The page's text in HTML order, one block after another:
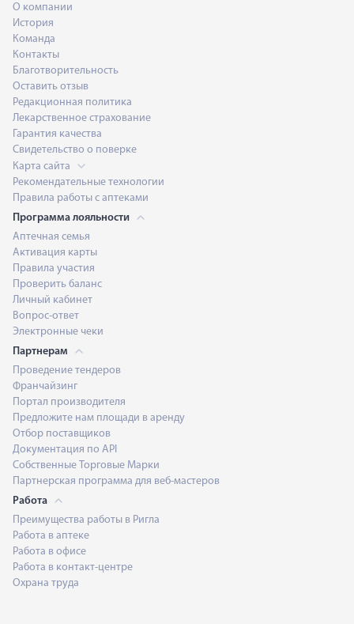
О компании
История
Команда
Контакты
Благотворительность
Оставить отзыв
Редакционная политика
Лекарственное страхование
Гарантия качества
Свидетельство о поверке
Карта сайта
Рекомендательные технологии
Правила работы с аптеками
Программа лояльности
Аптечная семья
Активация карты
Правила участия
Проверить баланс
Личный кабинет
Вопрос-ответ
Электронные чеки
Партнерам
Проведение тендеров
Франчайзинг
Портал производителя
Предложите нам площади в аренду
Отбор поставщиков
Документация по API
Собственные Торговые Марки
Партнерская программа для веб-мастеров
Работа
Преимущества работы в Ригла
Работа в аптеке
Работа в офисе
Работа в контакт-центре
Охрана труда